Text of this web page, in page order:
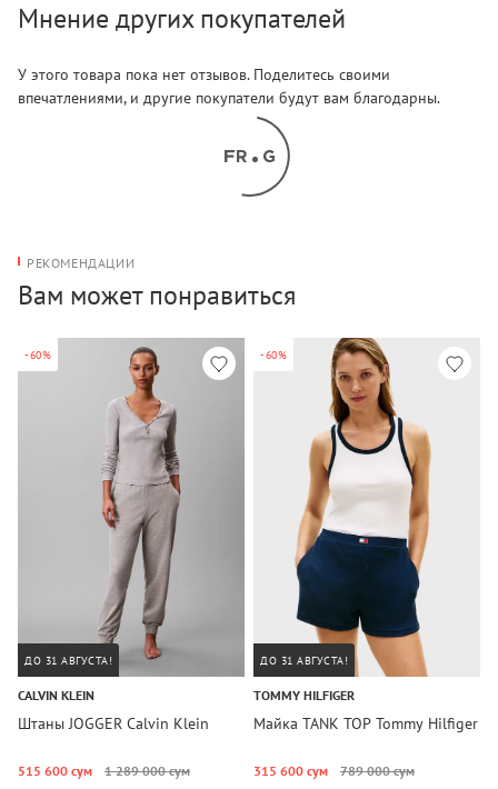
Мнение других покупателей
У этого товара пока нет отзывов. Поделитесь своими
впечатлениями, и другие покупатели будут вам благодарны.
РЕКОМЕНДАЦИИ
Вам может понравиться
-60%
ДО 31 АВГУСТА!
CALVIN KLEIN
Штаны JOGGER Calvin Klein
515 600 сум 1 289 000 сум
-60%
ДО 31 АВГУСТА!
TOMMY HILFIGER
Майка TANK TOP Tommy Hilfiger
315 600 сум 789 000 сум